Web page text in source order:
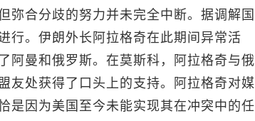
弥合分歧的努力并未完全中断。据调解国
行。伊朗外长阿拉格奇在此期间异常活
阿曼和俄罗斯。在莫斯科，阿拉格奇与俄
友处获得了口头上的支持。阿拉格奇对媒
是因为美国至今未能实现其在冲突中的任